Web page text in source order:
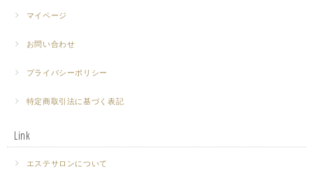
マイページ
お問い合わせ
プライバシーポリシー
特定商取引法に基づく表記
Link
エステサロンについて